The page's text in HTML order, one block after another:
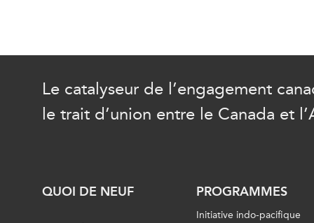
Le catalyseur de l’engagement
le trait d’union entre le Canada et
QUOI DE NEUF PROGRAMMES
Initiative indo-pacifique